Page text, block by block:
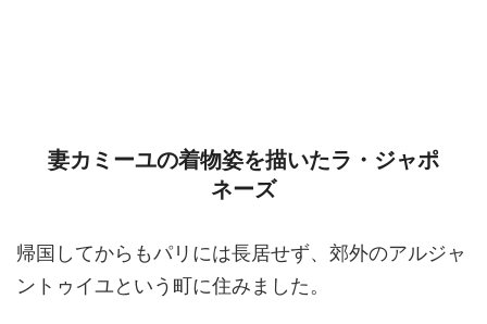
妻カミーユの着物姿を描いたラ・ジャポ
ネーズ
帰国してからもパリには長居せず、郊外のアルジャ
ントゥイユという町に住みました。